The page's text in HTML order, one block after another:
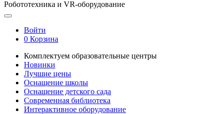
Робототехника и VR-оборудование
Войти
0 Корзина
Комплектуем образовательные центры
Новинки
Лучшие цены
Оснащение школы
Оснащение детского сада
Современная библиотека
Интерактивное оборудование